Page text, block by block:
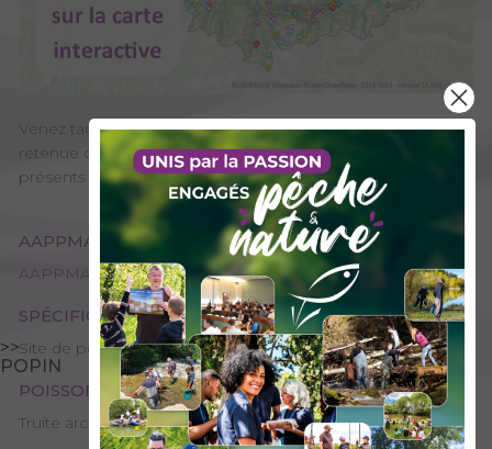
>>
POPIN
Venez taquiner les magnifiques truites arc-en-ciel de la
retenue de l'Arc. Trois autres petits lacs sont également
présents autour, remplis d'arc, et de fario pour le Marlouz.
AAPPMA GESTIONNAIRE
AAPPMA de Bourg-Saint-Maurice - Lacs et Torrents
SPÉCIFICITÉS
Site de pêche - 1ère catégorie
POISSONS PRÉSENTS
Truite arc-en-ciel, Truite fario